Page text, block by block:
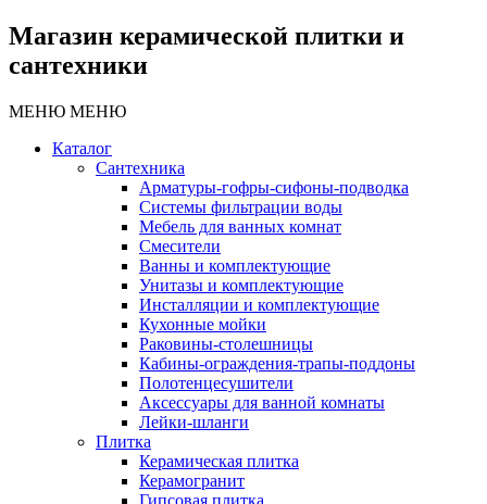
Магазин керамической плитки и
сантехники
МЕНЮ МЕНЮ
Каталог
Сантехника
Арматуры-гофры-сифоны-подводка
Системы фильтрации воды
Мебель для ванных комнат
Смесители
Ванны и комплектующие
Унитазы и комплектующие
Инсталляции и комплектующие
Кухонные мойки
Раковины-столешницы
Кабины-ограждения-трапы-поддоны
Полотенцесушители
Аксессуары для ванной комнаты
Лейки-шланги
Плитка
Керамическая плитка
Керамогранит
Гипсовая плитка